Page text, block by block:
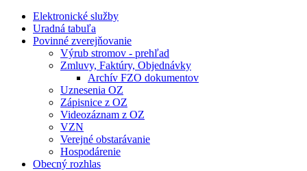
Elektronické služby
Uradná tabuľa
Povinné zverejňovanie
Výrub stromov - prehľad
Zmluvy, Faktúry, Objednávky
Archív FZO dokumentov
Uznesenia OZ
Zápisnice z OZ
Videozáznam z OZ
VZN
Verejné obstarávanie
Hospodárenie
Obecný rozhlas